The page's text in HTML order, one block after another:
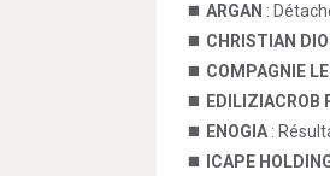
ARGAN :
CHRISTIAN
COMPAGNIE
EDILIZIACROB
ENOGIA :
ICAPE